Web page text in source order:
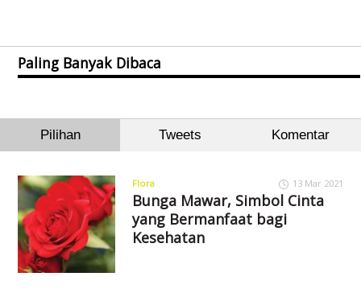
Paling Banyak Dibaca
Pilihan Tweets Komentar
Flora 13 Mar 2021
Bunga Mawar, Simbol Cinta
yang Bermanfaat bagi
Kesehatan